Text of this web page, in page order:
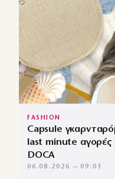
FASHION
Capsule
last minute
DOCA
06.08.2026 — 09:03